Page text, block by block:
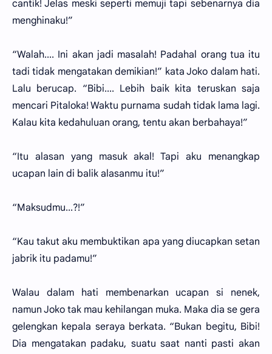
cantik! Jelas meski seperti memuji tapi sebenarnya dia
menghinaku!”
“Walah.... Ini akan jadi masalah! Padahal orang tua itu
tadi tidak mengatakan demikian!” kata Joko dalam hati.
Lalu berucap. “Bibi.... Lebih baik kita teruskan saja
mencari Pitaloka! Waktu purnama sudah tidak lama lagi.
Kalau kita kedahuluan orang, tentu akan berbahaya!”
“Itu alasan yang masuk akal! Tapi aku menangkap
ucapan lain di balik alasanmu itu!”
“Maksudmu...?!”
“Kau takut aku membuktikan apa yang diucapkan setan
jabrik itu padamu!”
Walau dalam hati membenarkan ucapan si nenek,
namun Joko tak mau kehilangan muka. Maka dia se gera
gelengkan kepala seraya berkata. “Bukan begitu, Bibi!
Dia mengatakan padaku, suatu saat nanti pasti akan